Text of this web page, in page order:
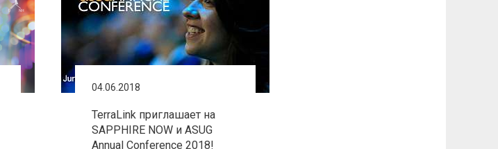
04.06.2018
TerraLink приглашает на
SAPPHIRE NOW и ASUG
Annual Conference 2018!